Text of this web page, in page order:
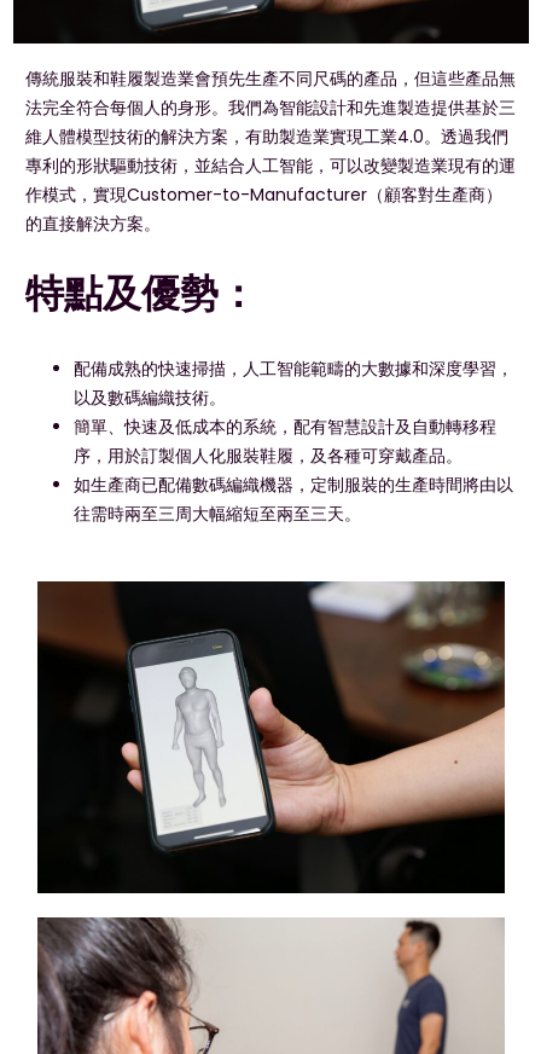
傳統服裝和鞋履製造業會預先生產不同尺碼的產品，但這些產品無
法完全符合每個人的身形。我們為智能設計和先進製造提供基於三
維人體模型技術的解決方案，有助製造業實現工業4.0。透過我們
專利的形狀驅動技術，並結合人工智能，可以改變製造業現有的運
作模式，實現Customer-to-Manufacturer（顧客對生產商）
的直接解決方案。
特點及優勢：
配備成熟的快速掃描，人工智能範疇的大數據和深度學習，
以及數碼編織技術。
簡單、快速及低成本的系統，配有智慧設計及自動轉移程
序，用於訂製個人化服裝鞋履，及各種可穿戴產品。
如生產商已配備數碼編織機器，定制服裝的生產時間將由以
往需時兩至三周大幅縮短至兩至三天。